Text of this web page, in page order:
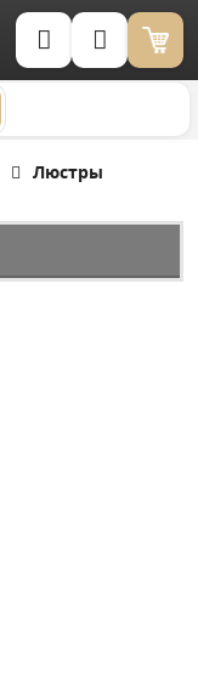
Корзина (0)
Люстры